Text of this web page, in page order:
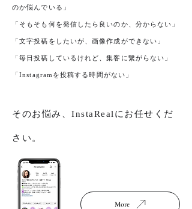
のか悩んでいる」
「そもそも何を発信したら良いのか、分からない」
「︎文字投稿をしたいが、画像作成ができない」
「︎毎日投稿しているけれど、集客に繋がらない」
「︎Instagramを投稿する時間がない」
そのお悩み、InstaRealにお任せくだ
さい。
More